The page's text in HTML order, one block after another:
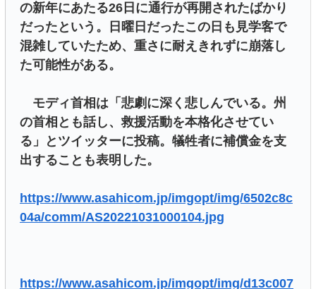
の新年にあたる26日に通行が再開されたばかり
だったという。日曜日だったこの日も見学客で
混雑していたため、重さに耐えきれずに崩落し
た可能性がある。
モディ首相は「悲劇に深く悲しんでいる。州
の首相とも話し、救援活動を本格化させてい
る」とツイッターに投稿。犠牲者に補償金を支
出することも表明した。
https://www.asahicom.jp/imgopt/img/6502c8c
04a/comm/AS20221031000104.jpg
https://www.asahicom.jp/imgopt/img/d13c007